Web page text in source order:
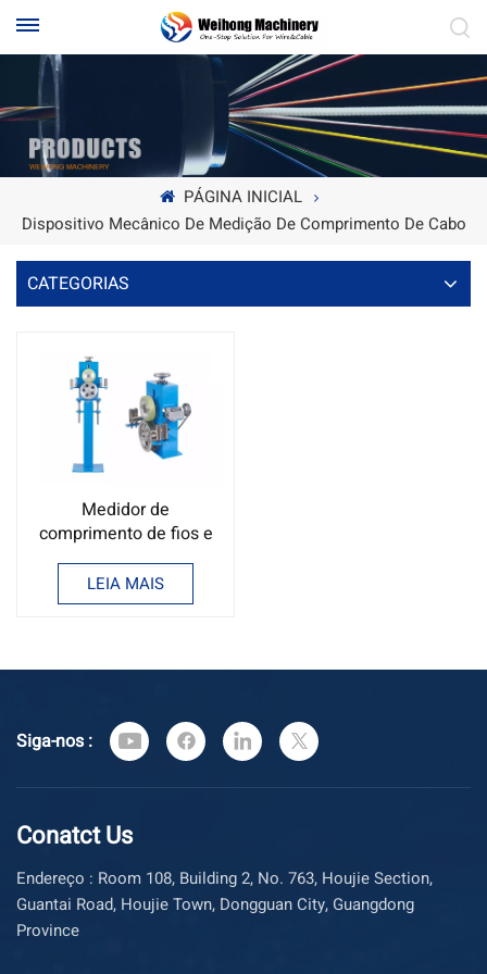
PÁGINA INICIAL
Dispositivo Mecânico De Medição De Comprimento De Cabo
CATEGORIAS
Medidor de
comprimento de fios e
cabos Contador de
comprimento de fios
LEIA MAIS
Siga-nos :
Conatct Us
Endereço : Room 108, Building 2, No. 763, Houjie Section,
Guantai Road, Houjie Town, Dongguan City, Guangdong
Province